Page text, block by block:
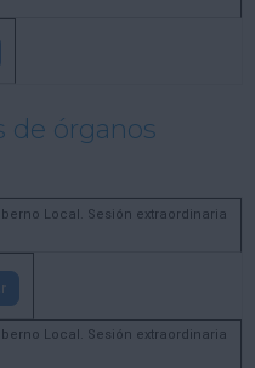
de órganos
Local. Sesión extraordinaria
Local. Sesión extraordinaria